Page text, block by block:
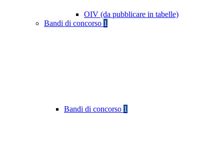
OIV (da pubblicare in tabelle)
Bandi di concorso 1
Bandi di concorso 1